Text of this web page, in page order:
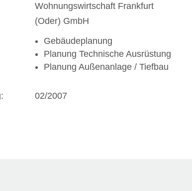
Wohnungswirtschaft Frankfurt
(Oder) GmbH
Gebäudeplanung
Planung Technische Ausrüstung
Planung Außenanlage / Tiefbau
02/2007